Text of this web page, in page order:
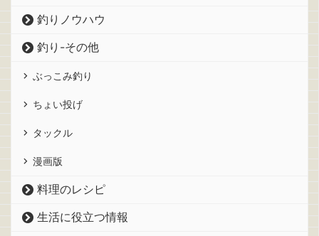
釣りノウハウ
釣り-その他
ぶっこみ釣り
ちょい投げ
タックル
漫画版
料理のレシピ
生活に役立つ情報